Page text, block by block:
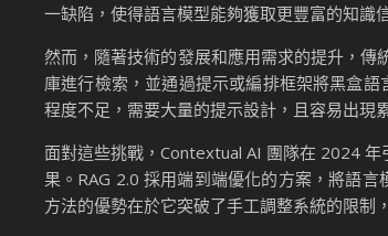
一缺陷，使得語言模型能夠獲取更豐富的知識
然而，隨著技術的發展和應用需求的提升，傳
庫進行檢索，並通過提示或編排框架將黑盒
程度不足，需要大量的提示設計，且容易出現
面對這些挑戰，Contextual AI 團隊在 2024
果。RAG 2.0 採用端到端優化的方案，將語
方法的優勢在於它突破了手工調整系統的限制